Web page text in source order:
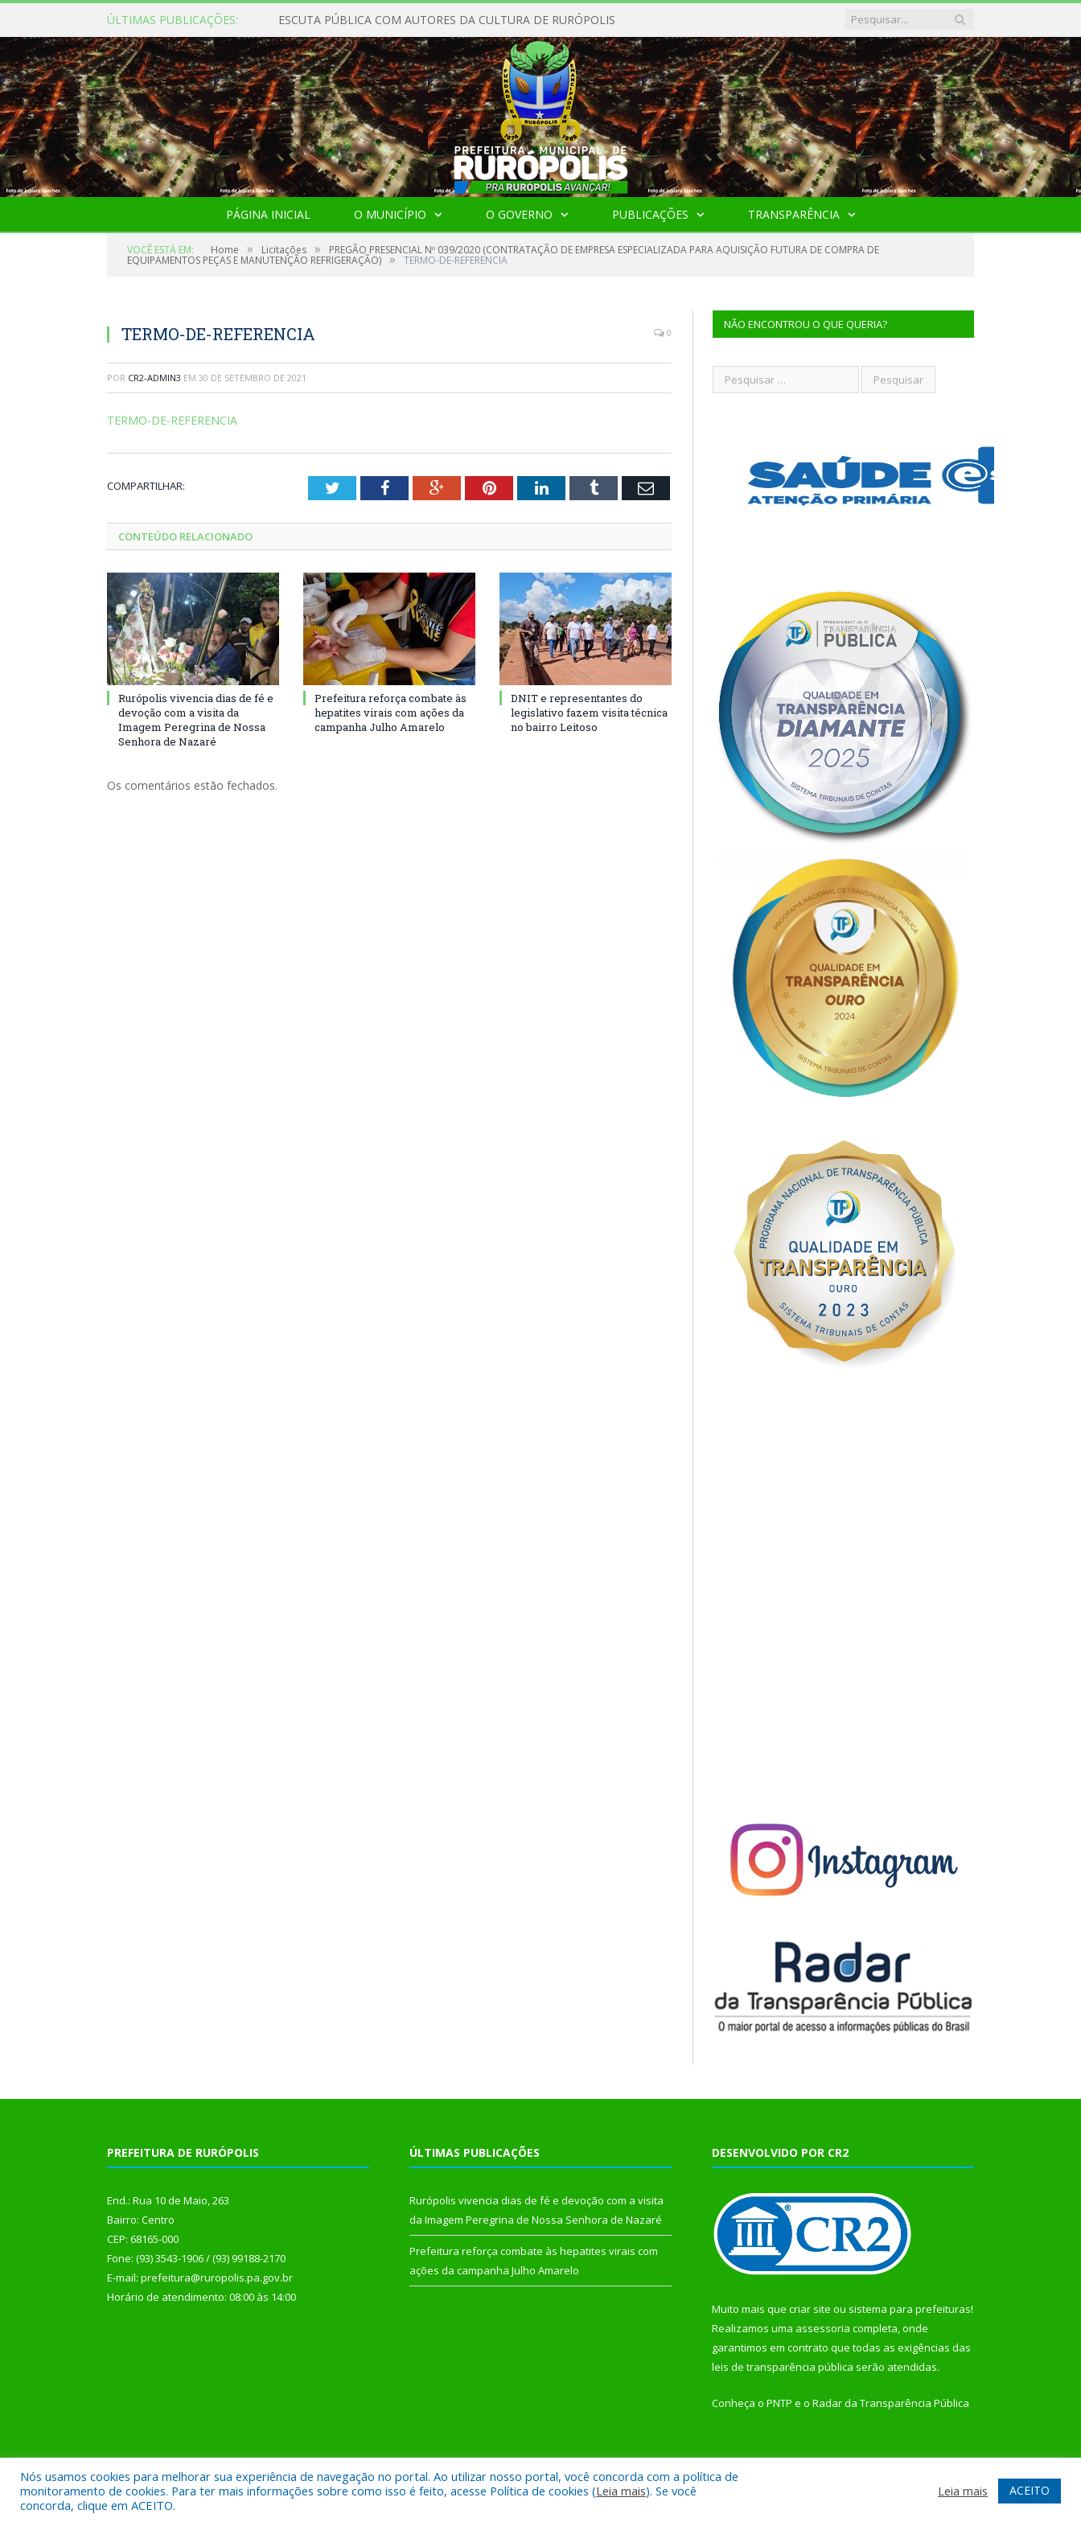
ÚLTIMAS PUBLICAÇÕES: ESCUTA PÚBLICA COM AUTORES DA CULTURA DE RURÓPOLIS
PÁGINA INICIAL O MUNICÍPIO O GOVERNO PUBLICAÇÕES TRANSPARÊNCIA
VOCÊ ESTÁ EM: Home » Licitações » PREGÃO PRESENCIAL Nº 039/2020 (CONTRATAÇÃO DE EMPRESA ESPECIALIZADA PARA AQUISIÇÃO FUTURA DE COMPRA DE
EQUIPAMENTOS PEÇAS E MANUTENÇÃO REFRIGERAÇÃO) » TERMO-DE-REFERENCIA
TERMO-DE-REFERENCIA 0
POR CR2-ADMIN3 EM 30 DE SETEMBRO DE 2021
TERMO-DE-REFERENCIA
COMPARTILHAR: TwitterFacebookGoogle+PinterestLinkedInTumblr Email
CONTEÚDO RELACIONADO
Rurópolis vivencia dias de fé e
devoção com a visita da
Imagem Peregrina de Nossa
Senhora de Nazaré
Prefeitura reforça combate às
hepatites virais com ações da
campanha Julho Amarelo
DNIT e representantes do
legislativo fazem visita técnica
no bairro Leitoso
Os comentários estão fechados.
NÃO ENCONTROU O QUE QUERIA?
PREFEITURA DE RURÓPOLIS
End.: Rua 10 de Maio, 263
Bairro: Centro
CEP: 68165-000
Fone: (93) 3543-1906 / (93) 99188-2170
E-mail: prefeitura@ruropolis.pa.gov.br
Horário de atendimento: 08:00 às 14:00
ÚLTIMAS PUBLICAÇÕES
Rurópolis vivencia dias de fé e devoção com a visita
da Imagem Peregrina de Nossa Senhora de Nazaré
Prefeitura reforça combate às hepatites virais com
ações da campanha Julho Amarelo
DESENVOLVIDO POR CR2
Muito mais que criar site ou sistema para prefeituras!
Realizamos uma assessoria completa, onde
garantimos em contrato que todas as exigências das
leis de transparência pública serão atendidas.
Conheça o PNTP e o Radar da Transparência Pública
Todos os direitos reservados a Prefeitura Municipal de Rurópolis. Mapa do Site Acessar Webmail
Nós usamos cookies para melhorar sua experiência de navegação no portal. Ao utilizar nosso portal, você concorda com a política de
monitoramento de cookies. Para ter mais informações sobre como isso é feito, acesse Política de cookies (Leia mais). Se você
concorda, clique em ACEITO.
Leia mais ACEITO